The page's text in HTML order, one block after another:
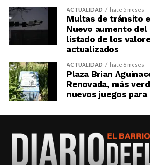
ACTUALIDAD hace 5 meses
Multas de tránsito
Nuevo aumento del
listado de los
actualizados
ACTUALIDAD hace 6 meses
Plaza Brian
Renovada, más
nuevos juegos para